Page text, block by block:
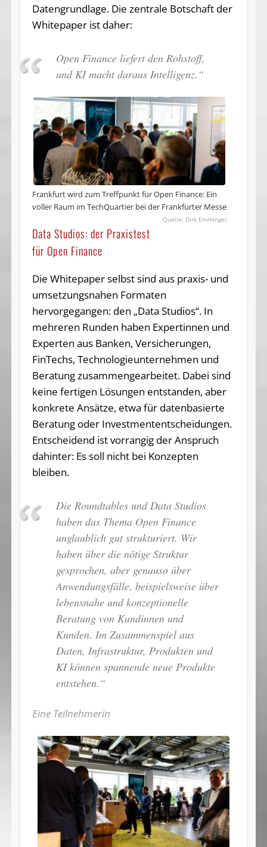
Datengrundlage. Die zentrale Botschaft der
Whitepaper ist daher:
Open Finance liefert den Rohstoff,
und KI macht daraus Intelligenz.“
Frankfurt wird zum Treffpunkt für Open Finance: Ein
voller Raum im TechQuartier bei der Frankfurter Messe
Dirk Emminger
Data Studios: der Praxistest
für Open Finance
Die Whitepaper selbst sind aus praxis- und
umsetzungsnahen Formaten
hervorgegangen: den „Data Studios“. In
mehreren Runden haben Expertinnen und
Experten aus Banken, Versicherungen,
FinTechs, Technologieunternehmen und
Beratung zusammengearbeitet. Dabei sind
keine fertigen Lösungen entstanden, aber
konkrete Ansätze, etwa für datenbasierte
Beratung oder Investmententscheidungen.
Entscheidend ist vorrangig der Anspruch
dahinter: Es soll nicht bei Konzepten
bleiben.
Die Roundtables und Data Studios
haben das Thema Open Finance
unglaublich gut strukturiert. Wir
haben über die nötige Struktur
gesprochen, aber genauso über
Anwendungsfälle, beispielsweise über
lebensnahe und konzeptionelle
Beratung von Kundinnen und
Kunden. Im Zusammenspiel aus
Daten, Infrastruktur, Produkten und
KI können spannende neue Produkte
entstehen.“
Eine Teilnehmerin